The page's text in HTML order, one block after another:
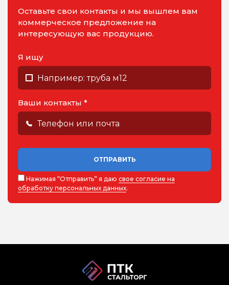
Оставьте свои контакты и мы вышлем вам
коммерческое предложение на
интересующую вас продукцию.
Я ищу
Ваши контакты *
ОТПРАВИТЬ
Нажимая “Отправить” я даю свое согласие на
обработку персональных данных.